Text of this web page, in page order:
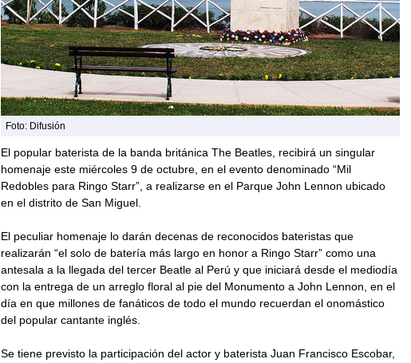
Foto: Difusión
El popular baterista de la banda británica The Beatles, recibirá un singular
homenaje este miércoles 9 de octubre, en el evento denominado “Mil
Redobles para Ringo Starr”, a realizarse en el Parque John Lennon ubicado
en el distrito de San Miguel.
El peculiar homenaje lo darán decenas de reconocidos bateristas que
realizarán “el solo de batería más largo en honor a Ringo Starr” como una
antesala a la llegada del tercer Beatle al Perú y que iniciará desde el mediodía
con la entrega de un arreglo floral al pie del Monumento a John Lennon, en el
día en que millones de fanáticos de todo el mundo recuerdan el onomástico
del popular cantante inglés.
Se tiene previsto la participación del actor y baterista Juan Francisco Escobar,